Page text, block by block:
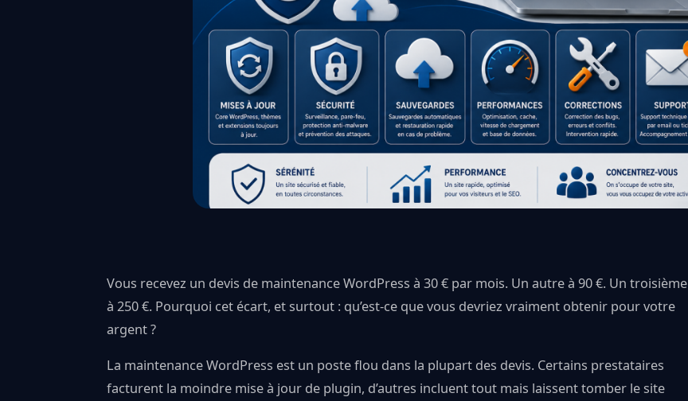
Vous recevez un devis de maintenance WordPress à 30 € par mois. Un autre à 90 €. Un troisième
à 250 €. Pourquoi cet écart, et surtout : qu’est-ce que vous devriez vraiment obtenir pour votre
argent ?
La maintenance WordPress est un poste flou dans la plupart des devis. Certains prestataires
facturent la moindre mise à jour de plugin, d’autres incluent tout mais laissent tomber le site